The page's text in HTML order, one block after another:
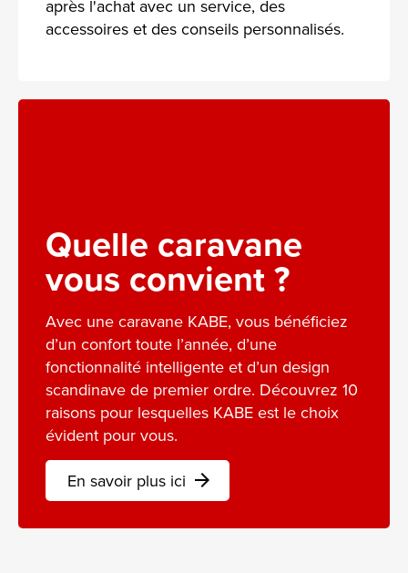
après l'achat avec un service, des
accessoires et des conseils personnalisés.
Quelle caravane
vous convient ?
Avec une caravane KABE, vous bénéficiez
d’un confort toute l’année, d’une
fonctionnalité intelligente et d’un design
scandinave de premier ordre. Découvrez 10
raisons pour lesquelles KABE est le choix
évident pour vous.
En savoir plus ici arrow_forward